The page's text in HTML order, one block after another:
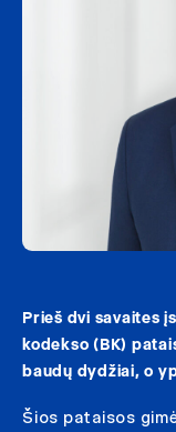
Prieš dvi savaites
kodekso (BK)
baudų dydžiai, o
Šios pataisos